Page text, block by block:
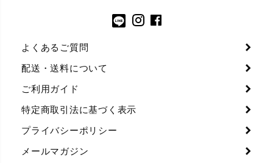
よくあるご質問
配送・送料について
ご利用ガイド
特定商取引法に基づく表示
プライバシーポリシー
メールマガジン